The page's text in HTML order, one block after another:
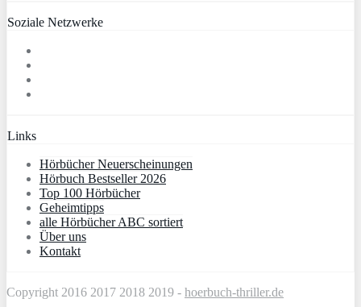
Soziale Netzwerke
Links
Hörbücher Neuerscheinungen
Hörbuch Bestseller 2026
Top 100 Hörbücher
Geheimtipps
alle Hörbücher ABC sortiert
Über uns
Kontakt
Copyright 2016 2017 2018 2019 - hoerbuch-thriller.de